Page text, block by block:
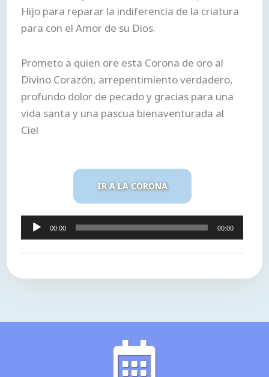
Hijo para reparar la indiferencia de la criatura
para con el Amor de su Dios.
Prometo a quien ore esta Corona de oro al
Divino Corazón, arrepentimiento verdadero,
profundo dolor de pecado y gracias para una
vida santa y una pascua bienaventurada al
Ciel
IR A LA CORONA
Reproductor
de
audio
00:00 00:00